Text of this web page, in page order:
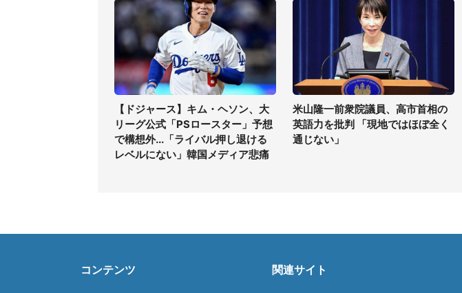
【ドジャース】キム・ヘソン、大
リーグ公式「PSロースター」予想
で構想外...「ライバル押し退ける
レベルにない」韓国メディア悲痛
米山隆一前衆院議員、高市首相の
英語力を批判 「現地ではほぼ全く
通じない」
コンテンツ 関連サイト